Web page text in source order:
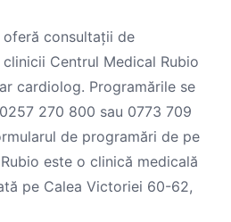
oferă consultații de
Centrul Medical Rubio
cardiolog. Programările se
270 800 sau 0773 709
de programări de pe
este o clinică medicală
pe Calea Victoriei 60-62,